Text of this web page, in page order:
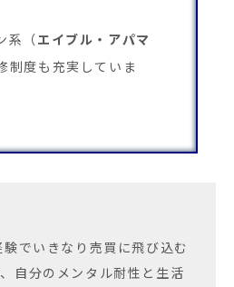
系（エイブル・アパマ
制度も充実していま
でいきなり売買に飛び込む
自分のメンタル耐性と生活